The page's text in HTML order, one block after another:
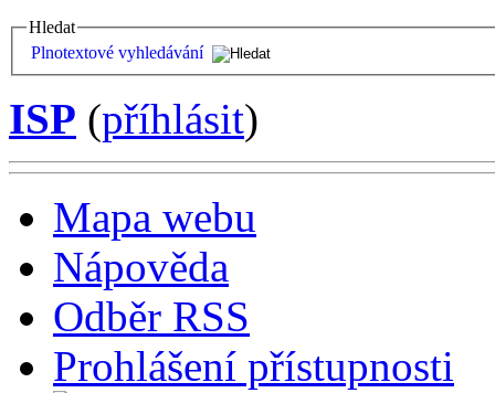
Hledat
Plnotextové vyhledávání
ISP (příhlásit)
Mapa webu
Nápověda
Odběr RSS
Prohlášení přístupnosti